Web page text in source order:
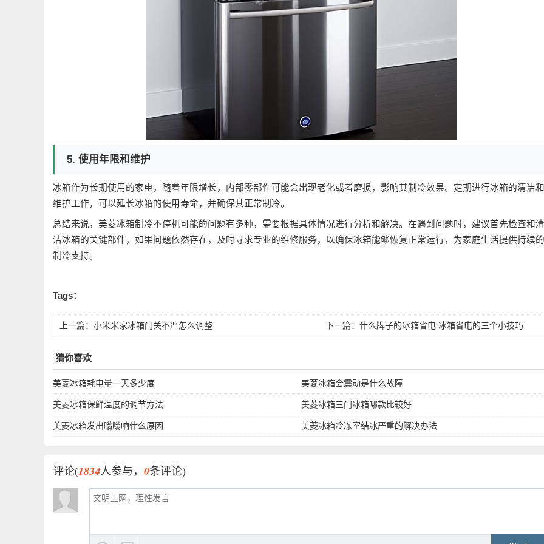
5. 使用年限和维护
冰箱作为长期使用的家电，随着年限增长，内部零部件可能会出现老化或者磨损，影响其制冷效果。定期进行冰箱的清洁和
维护工作，可以延长冰箱的使用寿命，并确保其正常制冷。
总结来说，美菱冰箱制冷不停机可能的问题有多种，需要根据具体情况进行分析和解决。在遇到问题时，建议首先检查和清
洁冰箱的关键部件，如果问题依然存在，及时寻求专业的维修服务，以确保冰箱能够恢复正常运行，为家庭生活提供持续的
制冷支持。
Tags：
上一篇： 小米米家冰箱门关不严怎么调整 下一篇：什么牌子的冰箱省电 冰箱省电的三个小技巧
猜你喜欢
美菱冰箱耗电量一天多少度 美菱冰箱会震动是什么故障
美菱冰箱保鲜温度的调节方法 美菱冰箱三门冰箱哪款比较好
美菱冰箱发出嗡嗡响什么原因 美菱冰箱冷冻室结冰严重的解决办法
评论(1834人参与， 0条评论)